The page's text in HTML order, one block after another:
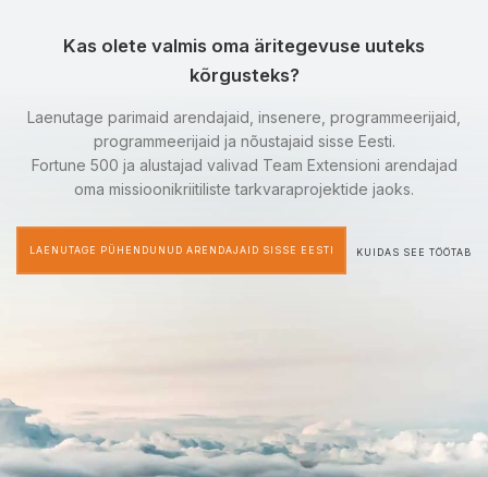
Kas olete valmis oma äritegevuse uuteks
kõrgusteks?
Laenutage parimaid arendajaid, insenere, programmeerijaid,
programmeerijaid ja nõustajaid sisse Eesti.
Fortune 500 ja alustajad valivad Team Extensioni arendajad
oma missioonikriitiliste tarkvaraprojektide jaoks.
LAENUTAGE PÜHENDUNUD ARENDAJAID SISSE EESTI KUIDAS SEE TÖÖTAB